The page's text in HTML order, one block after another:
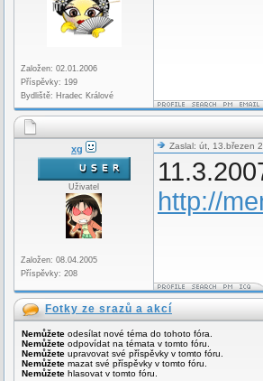
Založen: 02.01.2006
Příspěvky: 199
Bydliště: Hradec Králové
xg
Uživatel
Založen: 08.04.2005
Příspěvky: 208
Zaslal: út, 13.březen
http://
Fotky ze srazů a akcí
Nemůžete odesílat nové téma do tohoto fóra.
Nemůžete odpovídat na témata v tomto fóru.
Nemůžete upravovat své příspěvky v tomto fóru.
Nemůžete mazat své příspěvky v tomto fóru.
Nemůžete hlasovat v tomto fóru.